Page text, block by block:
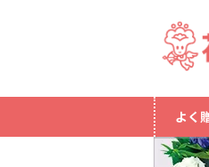
よく